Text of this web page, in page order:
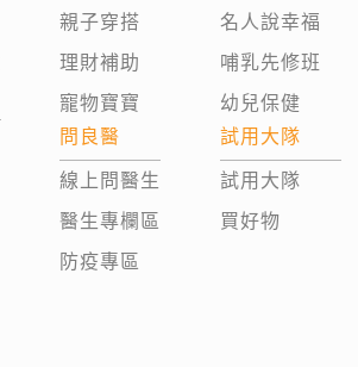
親子穿搭
理財補助
寵物寶寶
問良醫
線上問醫生
醫生專欄區
防疫專區
名人說幸福
哺乳先修班
幼兒保健
試用大隊
試用大隊
買好物